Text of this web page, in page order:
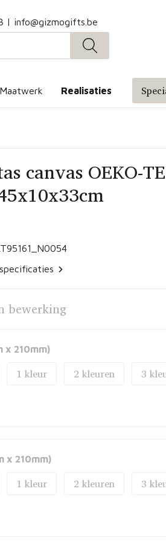
| info@gizmogifts.be
Maatwerk Realisaties
canvas OEKO-
bewerking
x 210mm)
1 2
3
x 210mm)
1 2
3